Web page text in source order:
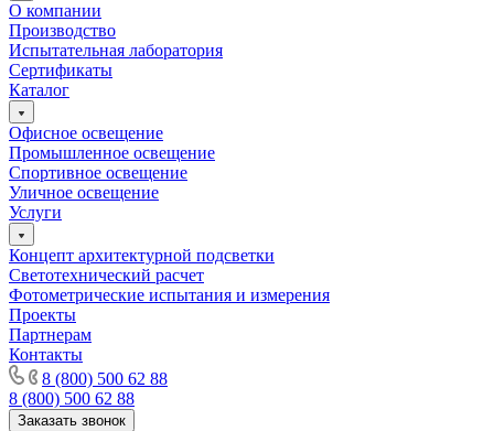
О компании
Производство
Испытательная лаборатория
Сертификаты
Каталог
Офисное освещение
Промышленное освещение
Спортивное освещение
Уличное освещение
Услуги
Концепт архитектурной подсветки
Светотехнический расчет
Фотометрические испытания и измерения
Проекты
Партнерам
Контакты
8 (800) 500 62 88
8 (800) 500 62 88
Заказать звонок